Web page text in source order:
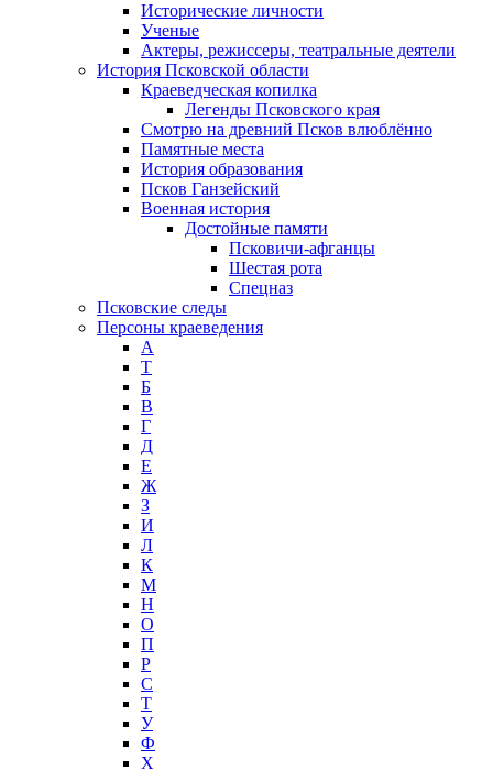
Исторические личности
Ученые
Актеры, режиссеры, театральные деятели
История Псковской области
Краеведческая копилка
Легенды Псковского края
Смотрю на древний Псков влюблённо
Памятные места
История образования
Псков Ганзейский
Военная история
Достойные памяти
Псковичи-афганцы
Шестая рота
Спецназ
Псковские следы
Персоны краеведения
А
T
Б
В
Г
Д
Е
Ж
З
И
Л
К
М
Н
О
П
Р
С
Т
У
Ф
Х